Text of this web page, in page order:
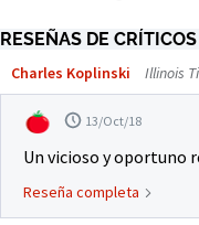
RESEÑAS DE CRÍTICOS
Charles Koplinski Illinois
13/Oct/18
Un vicioso y oportuno
Reseña completa